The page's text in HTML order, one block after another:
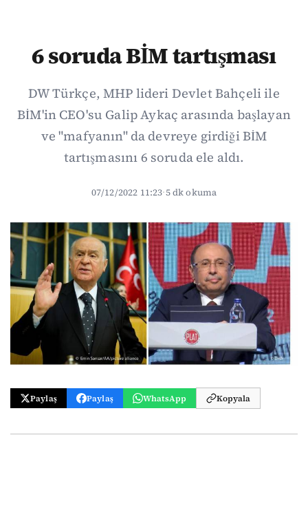
6 soruda BİM tartışması
DW Türkçe, MHP lideri Devlet Bahçeli ile
BİM'in CEO'su Galip Aykaç arasında başlayan
ve "mafyanın" da devreye girdiği BİM
tartışmasını 6 soruda ele aldı.
07/12/2022 11:23·5 dk okuma
Paylaş Paylaş WhatsApp Kopyala